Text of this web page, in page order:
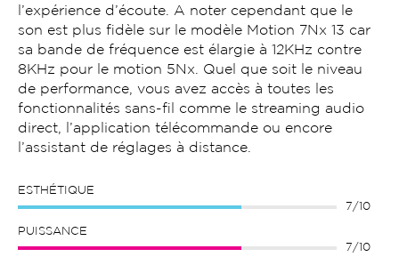
l’expérience d’écoute. A noter cependant que le
son est plus fidèle sur le modèle Motion 7Nx 13 car
sa bande de fréquence est élargie à 12KHz contre
8KHz pour le motion 5Nx. Quel que soit le niveau
de performance, vous avez accès à toutes les
fonctionnalités sans-fil comme le streaming audio
direct, l’application télécommande ou encore
l’assistant de réglages à distance.
ESTHÉTIQUE
7/10
PUISSANCE
7/10